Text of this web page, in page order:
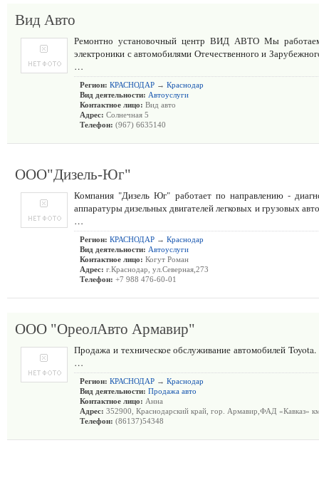
Вид Авто
Ремонтно установочный центр ВИД АВТО Мы
электроники с автомобилями Отечественного и
…
Регион: КРАСНОДАР → Краснодар
Вид деятельности: Автоуслуги
Контактное лицо: Вид авто
Адрес: Солнечная 5
Телефон: (967) 6635140
ООО"Дизель-Юг"
Компания "Дизель Юг" работает по направлению -
аппаратуры дизельных двигателей легковых и грузовых
…
Регион: КРАСНОДАР → Краснодар
Вид деятельности: Автоуслуги
Контактное лицо: Когут Роман
Адрес: г.Краснодар, ул.Северная,273
Телефон: +7 988 476-60-01
ООО "ОреолАвто Армавир"
Продажа и техническое обслуживание автомобилей
…
Регион: КРАСНОДАР → Краснодар
Вид деятельности: Продажа авто
Контактное лицо: Анна
Адрес: 352900, Краснодарский край, гор. Армавир,ФАД «Кавказ»
Телефон: (86137)54348